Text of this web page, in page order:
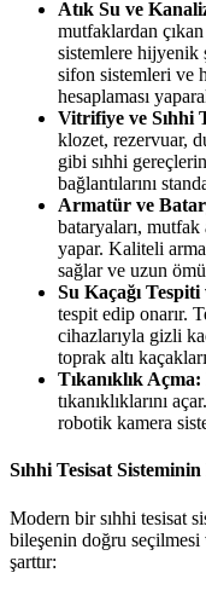
Atık Su ve
mutfaklardan
sistemlere hijyenik
sifon sistemleri ve
hesaplaması
Vitrifiye ve Sıhhi
klozet, rezervuar,
gibi sıhhi
bağlantılarını
Armatür ve
bataryaları,
yapar. Kaliteli
sağlar ve uzun
Su Kaçağı Tespiti
tespit edip onarır.
cihazlarıyla gizli
toprak altı
Tıkanıklık Açma:
tıkanıklıklarını
robotik kamera
Sıhhi Tesisat
Modern bir sıhhi tesisat
bileşenin doğru seçilmesi
şarttır: